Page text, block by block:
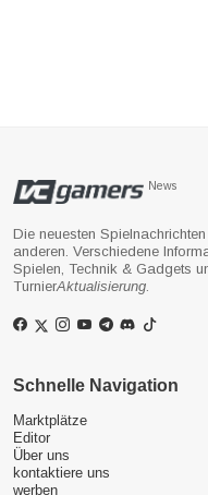
News
Die neuesten
anderen. Verschiedene
Spielen, Technik & Gadgets
TurnierAktualisierung
Schnelle Navigation
Marktplätze
Editor
Über uns
kontaktiere uns
werben